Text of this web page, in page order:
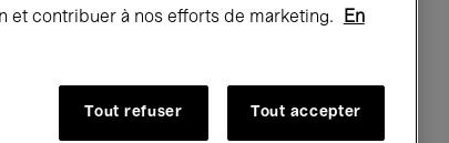
14 Août 2026
et contribuer à nos efforts de marketing.
En
Tout refuser Tout accepter